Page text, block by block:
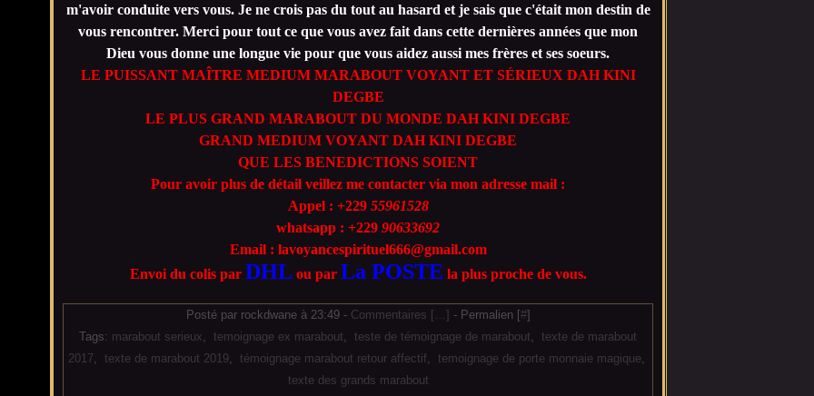
m'avoir conduite vers vous. Je ne crois pas du tout au hasard et je sais que c'était mon destin de
vous rencontrer. Merci pour tout ce que vous avez fait dans cette dernières années que mon
Dieu vous donne une longue vie pour que vous aidez aussi mes frères et ses soeurs.
LE PUISSANT MAÎTRE MEDIUM MARABOUT VOYANT ET SÉRIEUX DAH KINI
DEGBE
LE PLUS GRAND MARABOUT DU MONDE DAH KINI DEGBE
GRAND MEDIUM VOYANT DAH KINI DEGBE
QUE LES BENEDICTIONS SOIENT
Pour avoir plus de détail veillez me contacter via mon adresse mail :
Appel : +229 55961528
whatsapp : +229 90633692
Email : lavoyancespirituel666@gmail.com
Envoi du colis par DHL ou par La POSTE la plus proche de vous.
Posté par rockdwane à 23:49 - Commentaires [ …] - Permalien [#]
Tags: marabout serieux, temoignage ex marabout, teste de témoignage de marabout, texte de marabout
2017, texte de marabout 2019, témoignage marabout retour affectif, temoignage de porte monnaie magique,
texte des grands marabout